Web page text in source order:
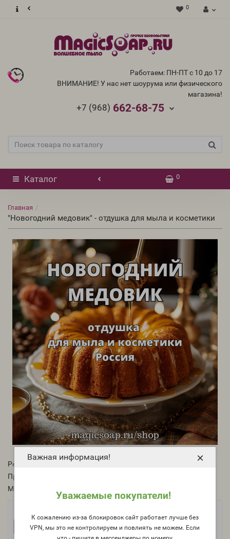
Важная информация!
Уважаемые покупатели!
К сожалению из-за блокировок сайт работает лучше без
VPN, мы это не контролируем и повлиять не можем. Если
×
0
Работаем: ПН-ПТ с 10 до 17
ВНИМАНИЕ! У нас нет шоурума или физического
магазина!
+7 (968) 662-68-75
Каталог 0
Главная
"Новогодний медовик" - отдушка для мыла и косметики
Рейтинг:
Производитель:
Модель:
100 г 486 руб. 50 г 274 руб. 25 г 158 руб.